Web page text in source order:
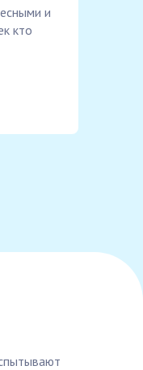
и
кто